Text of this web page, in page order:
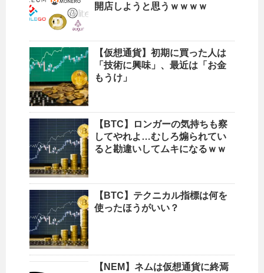
開店しようと思うｗｗｗｗ
【仮想通貨】初期に買った人は
「技術に興味」、最近は「お金
もうけ」
【BTC】ロンガーの気持ちも察
してやれよ…むしろ煽られてい
ると勘違いしてムキになるｗｗ
【BTC】テクニカル指標は何を
使ったほうがいい？
【NEM】ネムは仮想通貨に終焉